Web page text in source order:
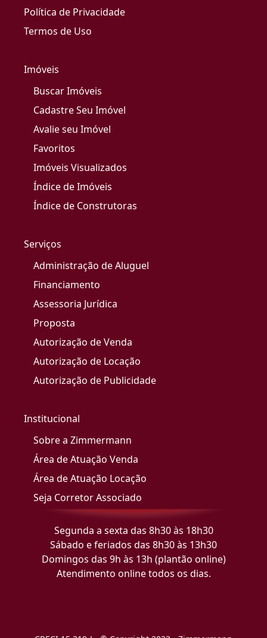
Política de Privacidade
Termos de Uso
Imóveis
Buscar Imóveis
Cadastre Seu Imóvel
Avalie seu Imóvel
Favoritos
Imóveis Visualizados
Índice de Imóveis
Índice de Construtoras
Serviços
Administração de Aluguel
Financiamento
Assessoria Jurídica
Proposta
Autorização de Venda
Autorização de Locação
Autorização de Publicidade
Institucional
Sobre a Zimmermann
Área de Atuação Venda
Área de Atuação Locação
Seja Corretor Associado
Segunda a sexta das 8h30 às 18h30
Sábado e feriados das 8h30 às 13h30
Domingos das 9h às 13h (plantão online)
Atendimento online todos os dias.